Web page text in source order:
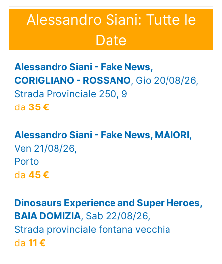
Alessandro Siani: Tutte le
Date
Alessandro Siani - Fake News,
CORIGLIANO - ROSSANO, Gio 20/08/26,
Strada Provinciale 250, 9
da 35 €
Alessandro Siani - Fake News, MAIORI,
Ven 21/08/26,
Porto
da 45 €
Dinosaurs Experience and Super Heroes,
BAIA DOMIZIA, Sab 22/08/26,
Strada provinciale fontana vecchia
da 11 €